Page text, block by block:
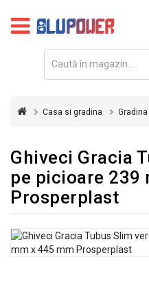
FOTOVOLTAICE
REDRESOARE
INVERTOARE
UPS
STABILIZATOARE
DE
TENSIUNE
Casa si gradina Gradina
Ghiveci Gracia
pe picioare 239
Prosperplast